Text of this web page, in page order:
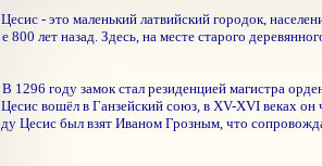
Цесис - это маленький латвийский городок,
е 800 лет назад. Здесь, на месте старого
В 1296 году замок стал резиденцией магистра
Цесис вошёл в Ганзейский союз, в XV-XVI веках
ду Цесис был взят Иваном Грозным, что